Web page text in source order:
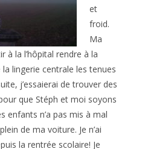
et
froid.
Ma
à la l’hôpital rendre à la
lingerie centrale les tenues
j’essaierai de trouver des
que Stéph et moi soyons
enfants n’a pas mis à mal
de ma voiture. Je n’ai
la rentrée scolaire! Je